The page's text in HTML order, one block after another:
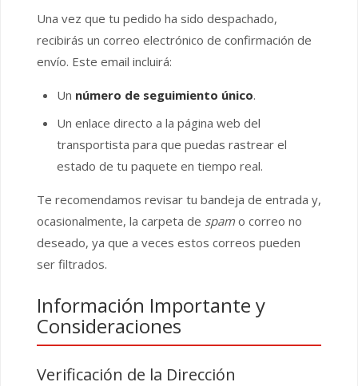
Una vez que tu pedido ha sido despachado,
recibirás un correo electrónico de confirmación de
envío. Este email incluirá:
Un número de seguimiento único.
Un enlace directo a la página web del
transportista para que puedas rastrear el
estado de tu paquete en tiempo real.
Te recomendamos revisar tu bandeja de entrada y,
ocasionalmente, la carpeta de spam o correo no
deseado, ya que a veces estos correos pueden
ser filtrados.
Información Importante y
Consideraciones
Verificación de la Dirección